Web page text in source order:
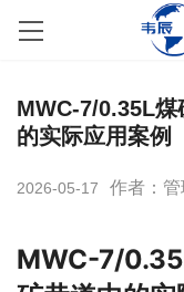
MWC-7/0.35L
的实际应用案例
2026-05-17 作者：管
MWC-7/